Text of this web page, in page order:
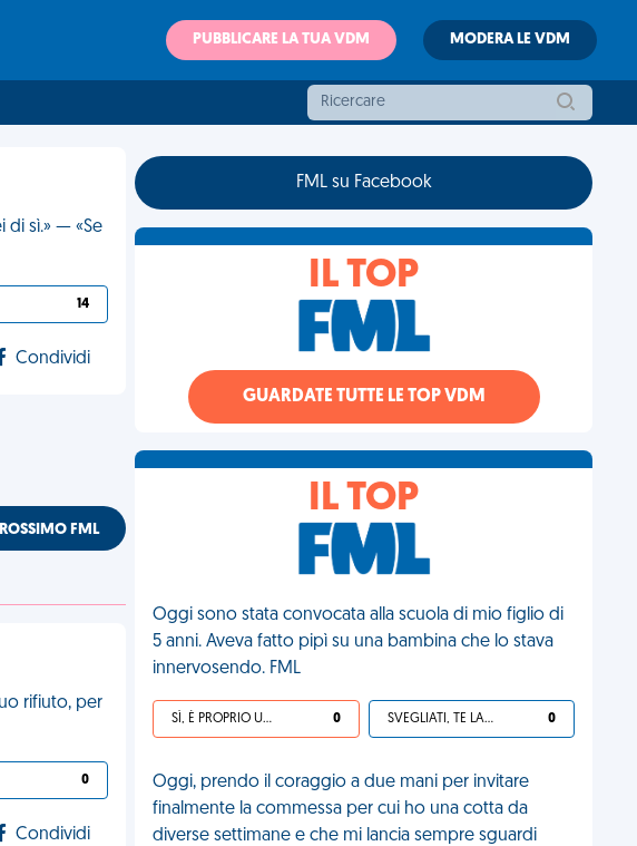
PUBBLICARE LA TUA VDM MODERA LE VDM
di sì.» — «Se
14
Condividi
FML
rifiuto, per
0
Condividi
FML su Facebook
IL TOP
GUARDATE TUTTE LE TOP VDM
IL TOP
Oggi sono stata convocata alla scuola di mio figlio di
5 anni. Aveva fatto pipì su una bambina che lo stava
innervosendo. FML
SÌ, È PROPRIO UNA VDM! 0 SVEGLIATI, TE LA SEI CERCATA! 0
Oggi, prendo il coraggio a due mani per invitare
finalmente la commessa per cui ho una cotta da
diverse settimane e che mi lancia sempre sguardi